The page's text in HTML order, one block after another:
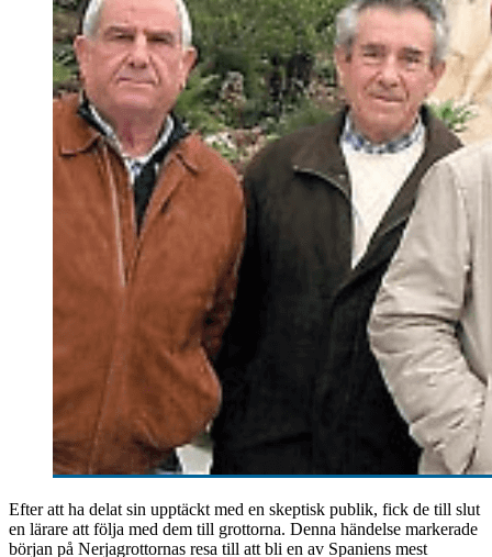
Efter att ha delat sin upptäckt med en skeptisk publik, fick de till slut
en lärare att följa med dem till grottorna. Denna händelse markerade
början på Nerjagrottornas resa till att bli en av Spaniens mest